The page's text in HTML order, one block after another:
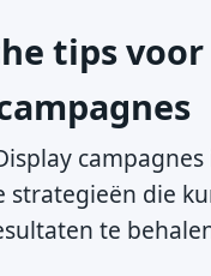
tips
strategieën die
te